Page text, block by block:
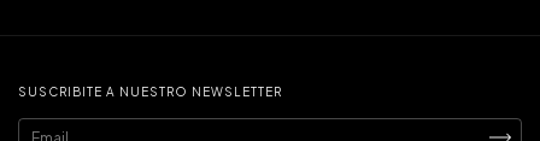
SUSCRIBITE A NUESTRO NEWSLETTER